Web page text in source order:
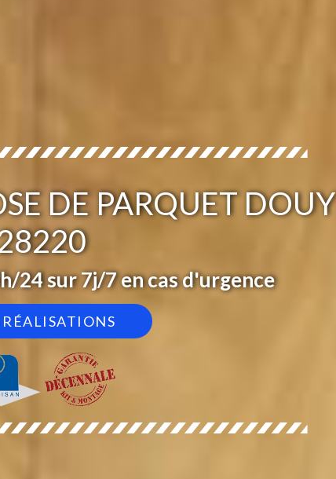
DE PARQUET DOUY
24 sur 7j/7 en cas d'urgence
RÉALISATIONS